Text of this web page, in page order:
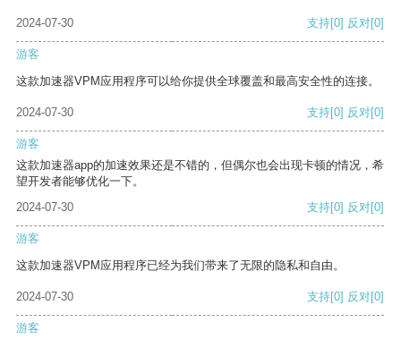
2024-07-30 支持[0] 反对[0]
游客
这款加速器VPM应用程序可以给你提供全球覆盖和最高安全性的连接。
2024-07-30 支持[0] 反对[0]
游客
这款加速器app的加速效果还是不错的，但偶尔也会出现卡顿的情况，希
望开发者能够优化一下。
2024-07-30
支持[0] 反对[0]
游客
这款加速器VPM应用程序已经为我们带来了无限的隐私和自由。
2024-07-30 支持[0] 反对[0]
游客